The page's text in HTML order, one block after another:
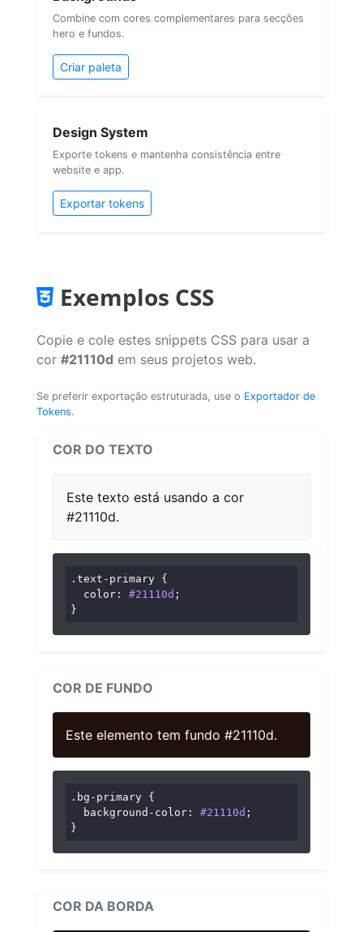
Combine com cores complementares para secções
hero e fundos.
Criar paleta
Design System
Exporte tokens e mantenha consistência entre
website e app.
Exportar tokens
Exemplos CSS
Copie e cole estes snippets CSS para usar a
cor #21110d em seus projetos web.
Se preferir exportação estruturada, use o Exportador de
Tokens.
COR DO TEXTO
Este texto está usando a cor
#21110d.
.text-primary {
color : #21110d ;
}
COR DE FUNDO
Este elemento tem fundo #21110d.
.bg-primary {
background-color : #21110d ;
}
COR DA BORDA